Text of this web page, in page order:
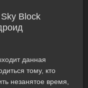
Block
данная
тому, кто
незанятое время,